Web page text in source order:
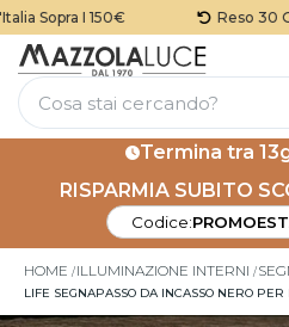
Sopra I 150€ Reso 30
Termina tra
RISPARMIA SUBITO
Codice:
HOME ILLUMINAZIONE INTERNI
LIFE SEGNAPASSO DA INCASSO NERO